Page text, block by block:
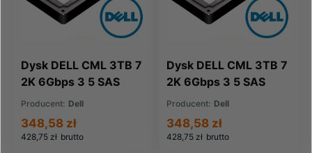
Dysk DELL CML 3TB 7
2K 6Gbps 3 5 SAS
(04CMD9-CML)
Producent: Dell
428,75 zł brutto
348,58 zł
Dysk DELL CML 3TB 7
2K 6Gbps 3 5 SAS
(0KK92-CML)
Producent: Dell
428,75 zł brutto
348,58 zł